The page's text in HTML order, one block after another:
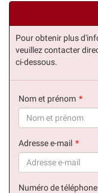
Pour obtenir plus
veuillez contacter
ci-dessous.
Nom et prénom
Adresse e-mail
Numéro de téléphone